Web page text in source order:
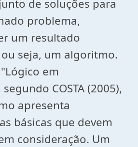
de soluções para
problema,
um resultado
seja, um algoritmo.
em
COSTA (2005),
apresenta
básicas que devem
consideração. Um